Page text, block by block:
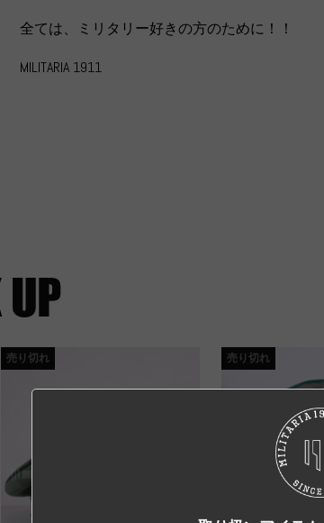
全ては、ミリタリー好きの方のために！！
MILITARIA 1911
売り切れ 売り切れ